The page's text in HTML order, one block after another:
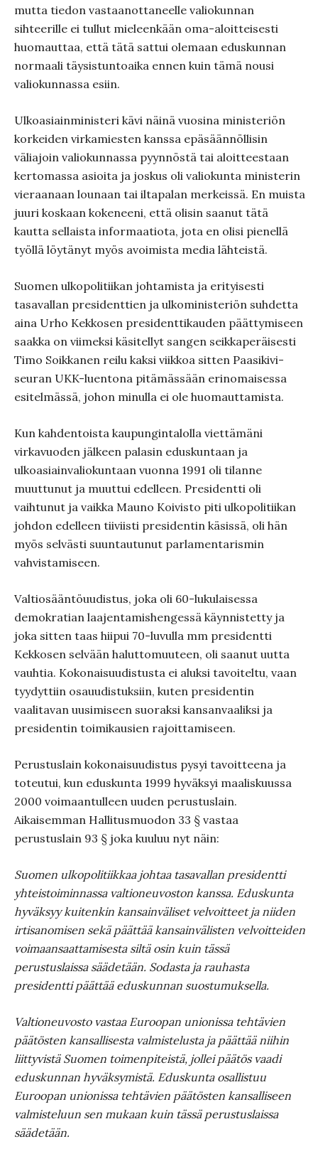
mutta tiedon vastaanottaneelle valiokunnan
sihteerille ei tullut mieleenkään oma-aloitteisesti
huomauttaa, että tätä sattui olemaan eduskunnan
normaali täysistuntoaika ennen kuin tämä nousi
valiokunnassa esiin.
Ulkoasiainministeri kävi näinä vuosina ministeriön
korkeiden virkamiesten kanssa epäsäännöllisin
väliajoin valiokunnassa pyynnöstä tai aloitteestaan
kertomassa asioita ja joskus oli valiokunta ministerin
vieraanaan lounaan tai iltapalan merkeissä. En muista
juuri koskaan kokeneeni, että olisin saanut tätä
kautta sellaista informaatiota, jota en olisi pienellä
työllä löytänyt myös avoimista media lähteistä.
Suomen ulkopolitiikan johtamista ja erityisesti
tasavallan presidenttien ja ulkoministeriön suhdetta
aina Urho Kekkosen presidenttikauden päättymiseen
saakka on viimeksi käsitellyt sangen seikkaperäisesti
Timo Soikkanen reilu kaksi viikkoa sitten Paasikivi-
seuran UKK-luentona pitämässään erinomaisessa
esitelmässä, johon minulla ei ole huomauttamista.
Kun kahdentoista kaupungintalolla viettämäni
virkavuoden jälkeen palasin eduskuntaan ja
ulkoasiainvaliokuntaan vuonna 1991 oli tilanne
muuttunut ja muuttui edelleen. Presidentti oli
vaihtunut ja vaikka Mauno Koivisto piti ulkopolitiikan
johdon edelleen tiiviisti presidentin käsissä, oli hän
myös selvästi suuntautunut parlamentarismin
vahvistamiseen.
Valtiosääntöuudistus, joka oli 60-lukulaisessa
demokratian laajentamishengessä käynnistetty ja
joka sitten taas hiipui 70-luvulla mm presidentti
Kekkosen selvään haluttomuuteen, oli saanut uutta
vauhtia. Kokonaisuudistusta ei aluksi tavoiteltu, vaan
tyydyttiin osauudistuksiin, kuten presidentin
vaalitavan uusimiseen suoraksi kansanvaaliksi ja
presidentin toimikausien rajoittamiseen.
Perustuslain kokonaisuudistus pysyi tavoitteena ja
toteutui, kun eduskunta 1999 hyväksyi maaliskuussa
2000 voimaantulleen uuden perustuslain.
Aikaisemman Hallitusmuodon 33 § vastaa
perustuslain 93 § joka kuuluu nyt näin:
Suomen ulkopolitiikkaa johtaa tasavallan presidentti
yhteistoiminnassa valtioneuvoston kanssa. Eduskunta
hyväksyy kuitenkin kansainväliset velvoitteet ja niiden
irtisanomisen sekä päättää kansainvälisten velvoitteiden
voimaansaattamisesta siltä osin kuin tässä
perustuslaissa säädetään. Sodasta ja rauhasta
presidentti päättää eduskunnan suostumuksella.
Valtioneuvosto vastaa Euroopan unionissa tehtävien
päätösten kansallisesta valmistelusta ja päättää niihin
liittyvistä Suomen toimenpiteistä, jollei päätös vaadi
eduskunnan hyväksymistä. Eduskunta osallistuu
Euroopan unionissa tehtävien päätösten kansalliseen
valmisteluun sen mukaan kuin tässä perustuslaissa
säädetään.